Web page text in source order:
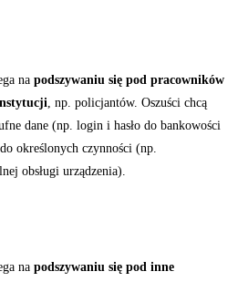
napodszywaniu się pod pracowników
, np. policjantów. Oszuści chcą
dane (np. login i hasło do bankowości
określonych czynności (np.
obsługi urządzenia).
napodszywaniu się pod inne